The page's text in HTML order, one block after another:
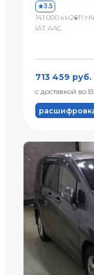
3.5
141 000 км2011 г.
IAT AAC
713 459 руб.
с доставкой во